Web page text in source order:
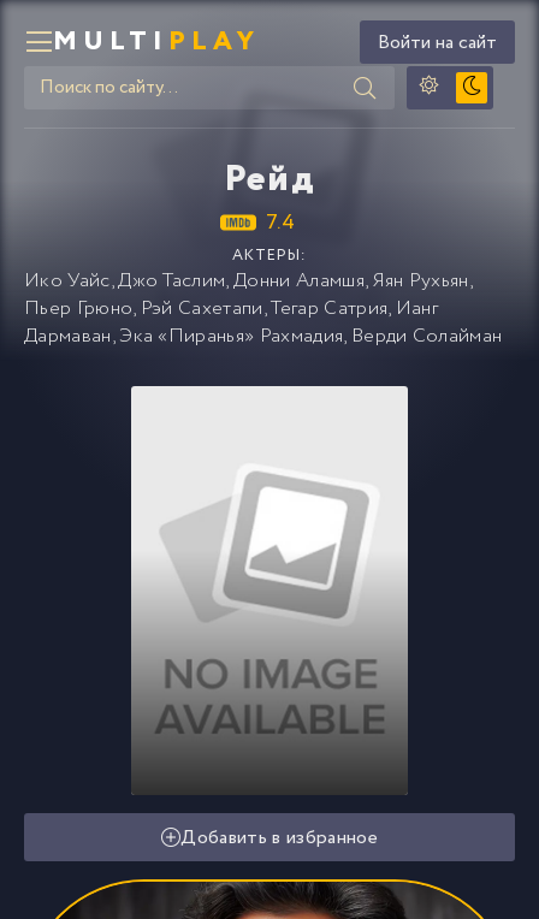
MULTI PLAY Войти на сайт
Рейд
7.4
АКТЕРЫ:
Ико Уайс,Джо Таслим,Донни Аламшя,Яян Рухьян,
Пьер Грюно, Рэй Сахетапи,Тегар Сатрия, Ианг
Дармаван,Эка «Пиранья» Рахмадия, Верди Солайман
Добавить в избранное